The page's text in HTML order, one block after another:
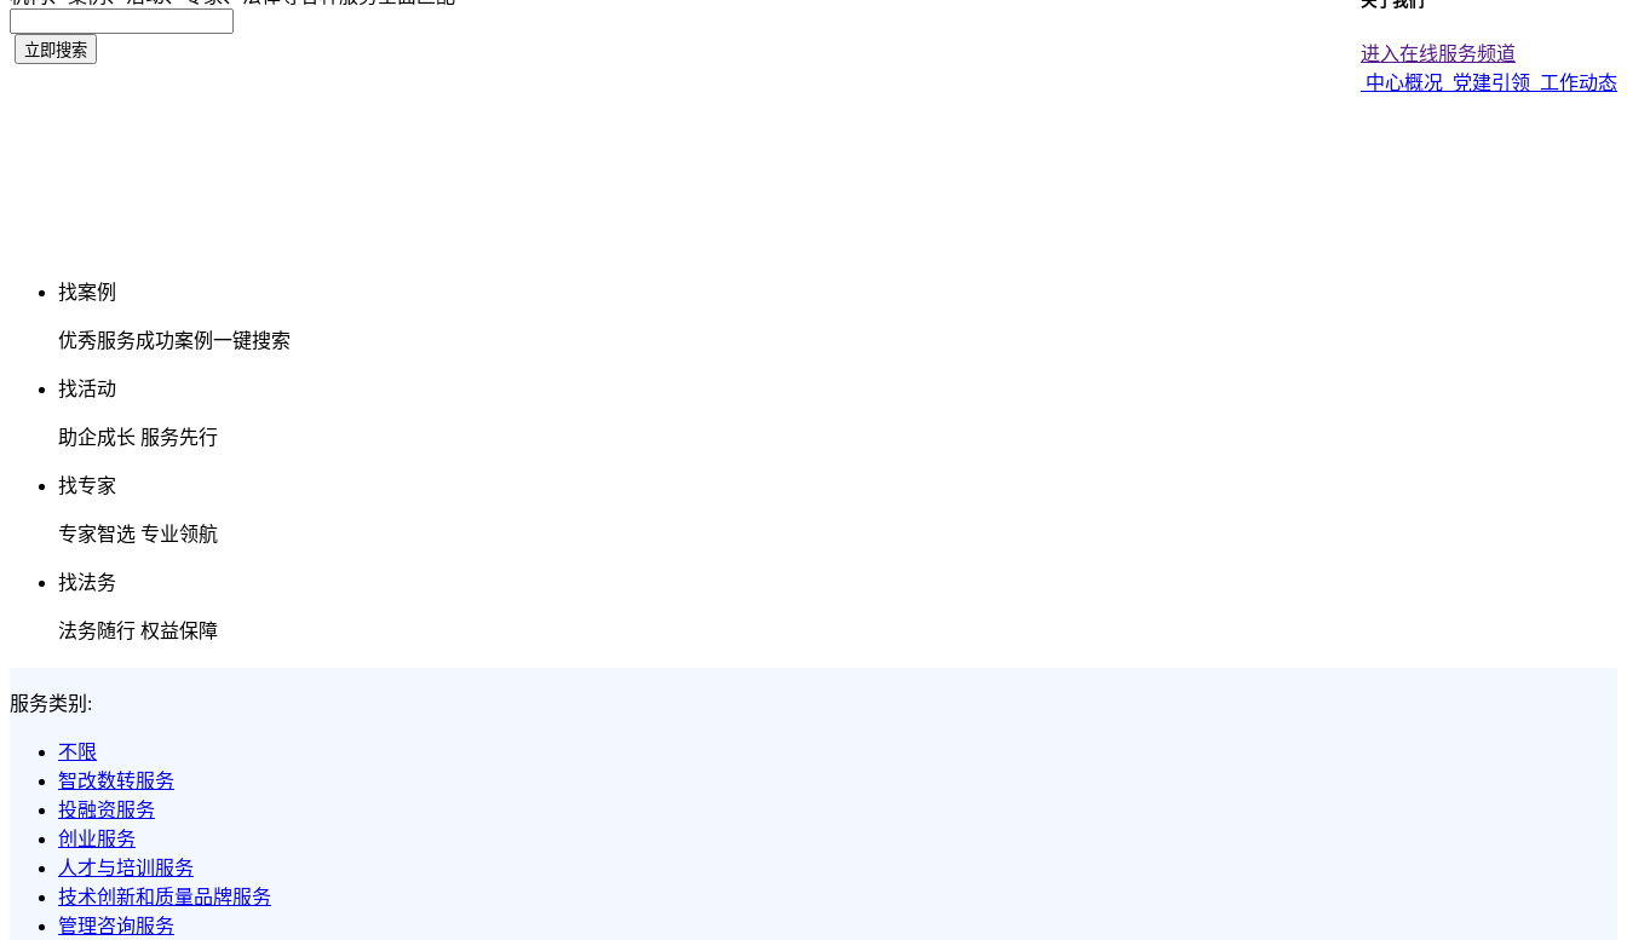
进入在线服务频道
中心概况 党建引领 工作动态
找案例
优秀服务成功案例一键搜索
找活动
助企成长 服务先行
找专家
专家智选 专业领航
找法务
法务随行 权益保障
服务类别:
不限
智改数转服务
投融资服务
创业服务
人才与培训服务
技术创新和质量品牌服务
管理咨询服务